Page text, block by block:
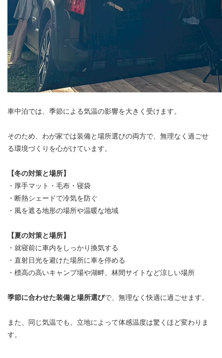
車中泊では、季節による気温の影響を大きく受けます。
そのため、わが家では装備と場所選びの両方で、無理なく過ごせ
る環境づくりを心がけています。
【冬の対策と場所】
・厚手マット・毛布・寝袋
・断熱シェードで冷気を防ぐ
・風を遮る地形の場所や温暖な地域
【夏の対策と場所】
・就寝前に車内をしっかり換気する
・直射日光を避けた場所に車を停める
・標高の高いキャンプ場や湖畔、林間サイトなど涼しい場所
季節に合わせた装備と場所選びで、無理なく快適に過ごせます。
また、同じ気温でも、立地によって体感温度は驚くほど変わりま
す。